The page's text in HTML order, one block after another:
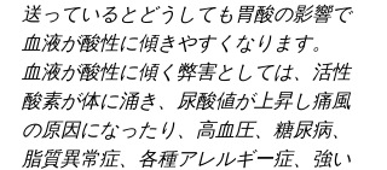
送っているとどうしても胃酸の影響で
血液が酸性に傾きやすくなります。
血液が酸性に傾く弊害としては、活性
酸素が体に涌き、尿酸値が上昇し痛風
の原因になったり、高血圧、糖尿病、
脂質異常症、各種アレルギー症、強い